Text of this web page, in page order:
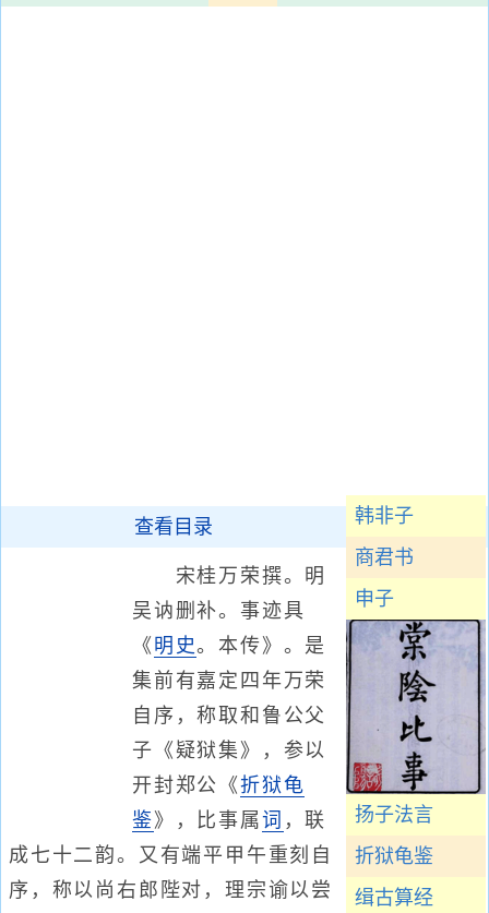
韩非子
商君书
申子
扬子法言
折狱龟鉴
缉古算经
查看目录
宋桂万荣撰。明
吴讷删补。事迹具
《 明史。本传》。是
集前有嘉定四年万荣
自序，称取和鲁公父
子《疑狱集》，参以
开封郑公《折狱龟
鉴》，比事属词 ，联
成七十二韵。又有端平甲午重刻自
序，称以尚右郎陛对，理宗谕以尝